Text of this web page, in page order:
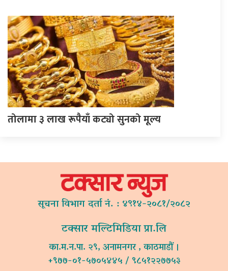
तोलामा ३ लाख रूपैयाँ कट्यो सुनको मूल्य
सूचना विभाग दर्ता नं. : ४९१४-२०८१/२०८२
टक्सार मल्टिमिडिया प्रा.लि
का.म.न.पा. २९, अनामनगर , काठमाडौं ।
+९७७-०१-५७०५४४५ / ९८५१२२७७५३